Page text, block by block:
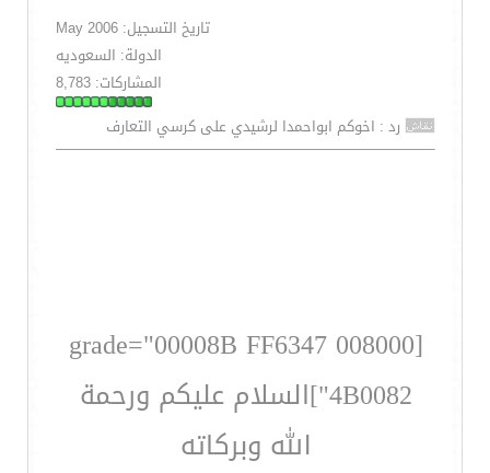
تاريخ التسجيل: May 2006
الدولة: السعوديه
المشاركات: 8,783
رد : اخوكم ابواحمدا لرشيدي على كرسي التعارف
[grade="00008B FF6347 008000
4B0082"]السلام عليكم ورحمة
الله وبركاته